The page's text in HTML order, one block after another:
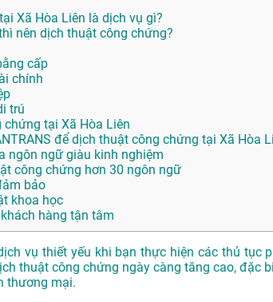
Xã Hòa Liên là dịch vụ gì?
nên dịch thuật công chứng?
cấp
chính
trú
tại Xã Hòa Liên
để dịch thuật công chứng tại Xã Hòa
ngôn ngữ giàu kinh nghiệm
công chứng hơn 30 ngôn ngữ
bảo
khoa học
hàng tận tâm
vụ thiết yếu khi bạn thực hiện các thủ tục
thuật công chứng ngày càng tăng cao, đặc
thương mại.